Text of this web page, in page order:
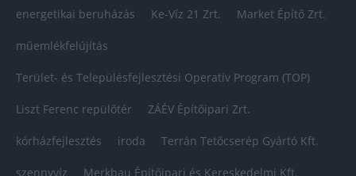
energetikai beruházás Ke-Víz 21 Zrt. Market Építő Zrt.
műemlékfelújítás
Terület- és Településfejlesztési Operatív Program (TOP)
Liszt Ferenc repülőtér ZÁÉV Építőipari Zrt.
kórházfejlesztés iroda Terrán Tetőcserép Gyártó Kft.
szennyvíz Merkbau Építőipari és Kereskedelmi Kft.